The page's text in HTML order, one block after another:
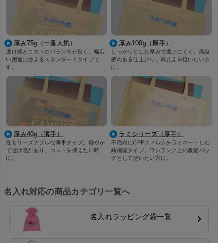
厚み75g（一番人気）
透け感とコストのバランスが良く、幅広
い用途に使えるスタンダードタイプで
す。
厚み100g（厚手）
しっかりとした厚みで透けにくく、高級
感のある仕上がり。高見えを狙いたい方
に。
厚み40g（薄手）
最もリーズナブルな薄手タイプ。軽やか
で透け感があり、コストを抑えたい時
に。
ラミシリーズ（厚手）
不織布にCPPフィルムをラミネートした
高機能タイプ。ワンランク上の販促バッ
グとして使いたい方に。
名入れ対応の商品カテゴリ一覧へ
名入れラッピング袋一覧